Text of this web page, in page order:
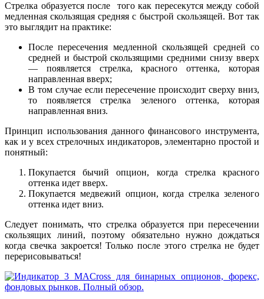
Стрелка образуется после того как пересекутся между собой
медленная скользящая средняя с быстрой скользящей. Вот так
это выглядит на практике:
После пересечения медленной скользящей средней со
средней и быстрой скользящими средними снизу вверх
— появляется стрелка, красного оттенка, которая
направленная вверх;
В том случае если пересечение происходит сверху вниз,
то появляется стрелка зеленого оттенка, которая
направленная вниз.
Принцип использования данного финансового инструмента,
как и у всех стрелочных индикаторов, элементарно простой и
понятный:
Покупается бычий опцион, когда стрелка красного
оттенка идет вверх.
Покупается медвежий опцион, когда стрелка зеленого
оттенка идет вниз.
Следует понимать, что стрелка образуется при пересечении
скользящих линий, поэтому обязательно нужно дождаться
когда свечка закроется! Только после этого стрелка не будет
перерисовываться!